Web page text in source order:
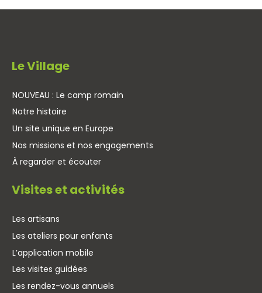
Le Village
NOUVEAU : Le camp romain
Notre histoire
Un site unique en Europe
Nos missions et nos engagements
À regarder et écouter
Visites et activités
Les artisans
Les ateliers pour enfants
L’application mobile
Les visites guidées
Les rendez-vous annuels